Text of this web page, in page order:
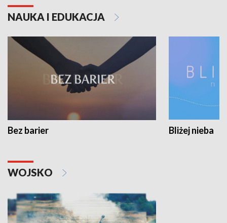
NAUKA I EDUKACJA
Bez barier Bliżej nieba
WOJSKO